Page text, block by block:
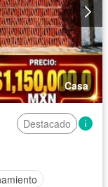
Casa
Destacado